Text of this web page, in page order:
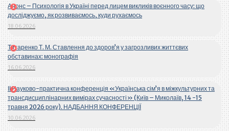
Анонс – Психологія в Україні перед лицем викликів воєнного часу: що
досліджуємо, як розвиваємось, куди рухаємось
18.06.2026
Титаренко Т. М. Ставлення до здоров’я у загрозливих життєвих
обставинах: монографія
16.06.2026
ІІ Науково-практична конференція «Українська сім’я в міжкультурних та
трансдисциплінарних вимірах сучасності» (Київ – Миколаїв, 14 -15
травня 2026 року). НАДБАННЯ КОНФЕРЕНЦІЇ
10.06.2026